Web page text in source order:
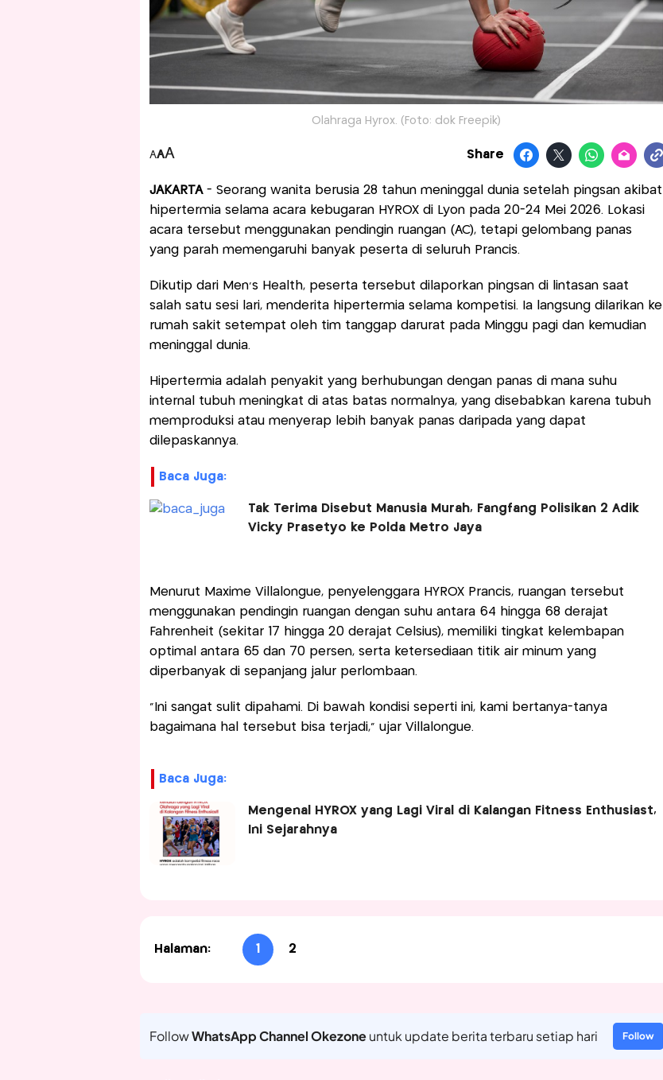
Olahraga Hyrox. (Foto: dok Freepik)
AAA Share
JAKARTA- Seorang wanita berusia 28 tahun meninggal dunia setelah pingsan akibat
hipertermia selama acara kebugaran HYROX di Lyon pada 20-24 Mei 2026. Lokasi
acara tersebut menggunakan pendingin ruangan (AC), tetapi gelombang panas
yang parah memengaruhi banyak peserta di seluruh Prancis.
Dikutip dari Men’s Health, peserta tersebut dilaporkan pingsan di lintasan saat
salah satu sesi lari, menderita hipertermia selama kompetisi. Ia langsung dilarikan ke
rumah sakit setempat oleh tim tanggap darurat pada Minggu pagi dan kemudian
meninggal dunia.
Hipertermia adalah penyakit yang berhubungan dengan panas di mana suhu
internal tubuh meningkat di atas batas normalnya, yang disebabkan karena tubuh
memproduksi atau menyerap lebih banyak panas daripada yang dapat
dilepaskannya.
Baca Juga:
Tak Terima Disebut Manusia Murah, Fangfang Polisikan 2 Adik
Vicky Prasetyo ke Polda Metro Jaya
Menurut Maxime Villalongue, penyelenggara HYROX Prancis, ruangan tersebut
menggunakan pendingin ruangan dengan suhu antara 64 hingga 68 derajat
Fahrenheit (sekitar 17 hingga 20 derajat Celsius), memiliki tingkat kelembapan
optimal antara 65 dan 70 persen, serta ketersediaan titik air minum yang
diperbanyak di sepanjang jalur perlombaan.
"Ini sangat sulit dipahami. Di bawah kondisi seperti ini, kami bertanya-tanya
bagaimana hal tersebut bisa terjadi," ujar Villalongue.
Baca Juga:
Mengenal HYROX yang Lagi Viral di Kalangan Fitness Enthusiast,
Ini Sejarahnya
Halaman: 1 2
FollowWhatsApp Channel Okezoneuntuk update berita terbaru setiap hari Follow